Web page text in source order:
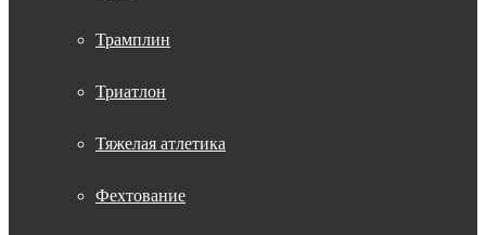
Трамплин
Триатлон
Тяжелая атлетика
Фехтование